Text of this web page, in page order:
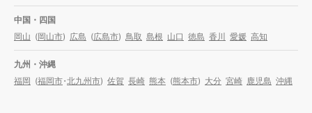
中国・四国
岡山 (岡山市) 広島 (広島市) 鳥取 島根 山口 徳島 香川 愛媛 高知
九州・沖縄
福岡 (福岡市・北九州市) 佐賀 長崎 熊本 (熊本市) 大分 宮崎 鹿児島 沖縄